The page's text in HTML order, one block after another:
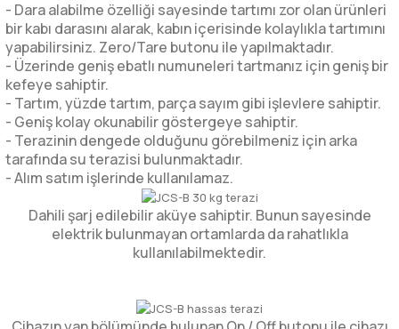
- Dara alabilme özelliği sayesinde tartımı zor olan ürünleri
bir kabı darasını alarak, kabın içerisinde kolaylıkla tartımını
yapabilirsiniz. Zero/Tare butonu ile yapılmaktadır.
- Üzerinde geniş ebatlı numuneleri tartmanız için geniş bir
kefeye sahiptir.
- Tartım, yüzde tartım, parça sayım gibi işlevlere sahiptir.
- Geniş kolay okunabilir göstergeye sahiptir.
- Terazinin dengede olduğunu görebilmeniz için arka
tarafında su terazisi bulunmaktadır.
- Alım satım işlerinde kullanılamaz.
Dahili şarj edilebilir aküye sahiptir. Bunun sayesinde
elektrik bulunmayan ortamlarda da rahatlıkla
kullanılabilmektedir.